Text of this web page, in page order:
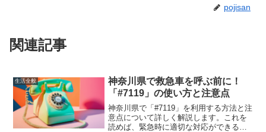
pojisan
関連記事
生活全般
神奈川県で救急車を呼ぶ前に！
「#7119」の使い方と注意点
神奈川県で「#7119」を利用する方法と注
意点について詳しく解説します。これを
読めば、緊急時に適切な対応ができるよ